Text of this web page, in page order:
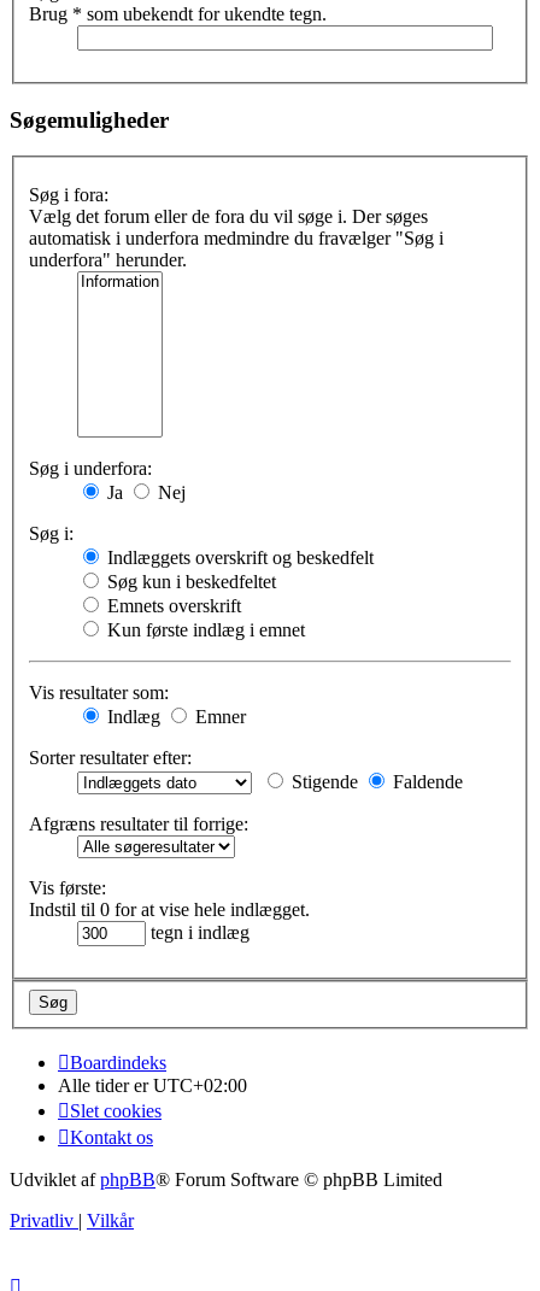
Brug * som ubekendt for ukendte tegn.
Søgemuligheder
Søg i fora:
Vælg det forum eller de fora du vil søge i. Der søges
automatisk i underfora medmindre du fravælger "Søg i
underfora" herunder.
Søg i underfora:
Ja
Nej
Søg i:
Indlæggets overskrift og beskedfelt
Søg kun i beskedfeltet
Emnets overskrift
Kun første indlæg i emnet
Vis resultater som:
Indlæg
Emner
Sorter resultater efter:
Stigende
Faldende
Afgræns resultater til forrige:
Vis første:
Indstil til 0 for at vise hele indlægget.
tegn i indlæg
Boardindeks
Alle tider erUTC+02:00
Slet cookies
Kontakt os
Udviklet afphpBB® Forum Software © phpBB Limited
Privatliv | Vilkår